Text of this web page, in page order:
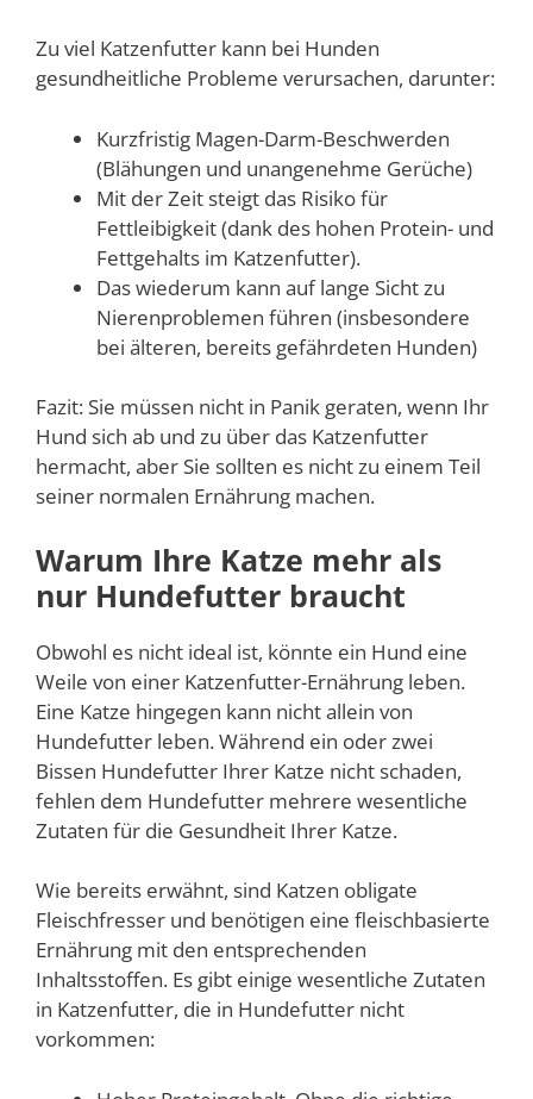
Zu viel Katzenfutter kann bei Hunden
gesundheitliche Probleme verursachen, darunter:
Kurzfristig Magen-Darm-Beschwerden
(Blähungen und unangenehme Gerüche)
Mit der Zeit steigt das Risiko für
Fettleibigkeit (dank des hohen Protein- und
Fettgehalts im Katzenfutter).
Das wiederum kann auf lange Sicht zu
Nierenproblemen führen (insbesondere
bei älteren, bereits gefährdeten Hunden)
Fazit: Sie müssen nicht in Panik geraten, wenn Ihr
Hund sich ab und zu über das Katzenfutter
hermacht, aber Sie sollten es nicht zu einem Teil
seiner normalen Ernährung machen.
Warum Ihre Katze mehr als
nur Hundefutter braucht
Obwohl es nicht ideal ist, könnte ein Hund eine
Weile von einer Katzenfutter-Ernährung leben.
Eine Katze hingegen kann nicht allein von
Hundefutter leben. Während ein oder zwei
Bissen Hundefutter Ihrer Katze nicht schaden,
fehlen dem Hundefutter mehrere wesentliche
Zutaten für die Gesundheit Ihrer Katze.
Wie bereits erwähnt, sind Katzen obligate
Fleischfresser und benötigen eine fleischbasierte
Ernährung mit den entsprechenden
Inhaltsstoffen. Es gibt einige wesentliche Zutaten
in Katzenfutter, die in Hundefutter nicht
vorkommen: